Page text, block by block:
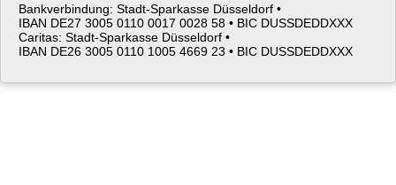
Bankverbindung: Stadt-Sparkasse Düsseldorf •
IBAN DE27 3005 0110 0017 0028 58 • BIC DUSSDEDDXXX
Caritas: Stadt-Sparkasse Düsseldorf •
IBAN DE26 3005 0110 1005 4669 23 • BIC DUSSDEDDXXX